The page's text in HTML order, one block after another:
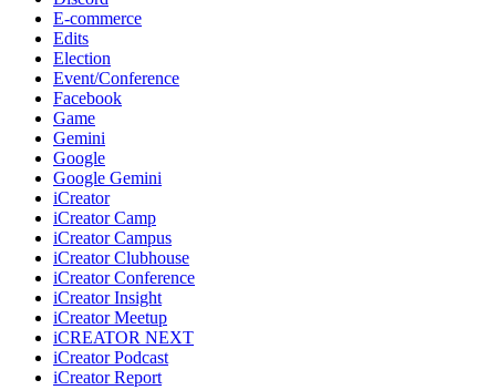
E-commerce
Edits
Election
Event/Conference
Facebook
Game
Gemini
Google
Google Gemini
iCreator
iCreator Camp
iCreator Campus
iCreator Clubhouse
iCreator Conference
iCreator Insight
iCreator Meetup
iCREATOR NEXT
iCreator Podcast
iCreator Report